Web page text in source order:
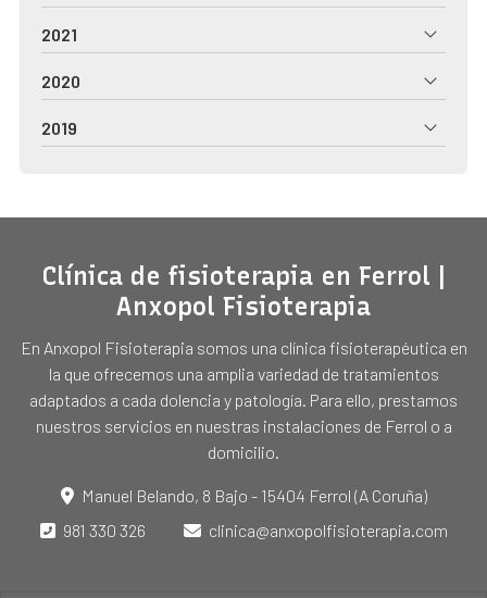
2021
2020
2019
Clínica de fisioterapia en Ferrol |
Anxopol Fisioterapia
En Anxopol Fisioterapia somos una clínica fisioterapéutica en
la que ofrecemos una amplia variedad de tratamientos
adaptados a cada dolencia y patología. Para ello, prestamos
nuestros servicios en nuestras instalaciones de Ferrol o a
domicilio.
Manuel Belando, 8 Bajo - 15404 Ferrol (A Coruña)
981 330 326
clinica@anxopolfisioterapia.com